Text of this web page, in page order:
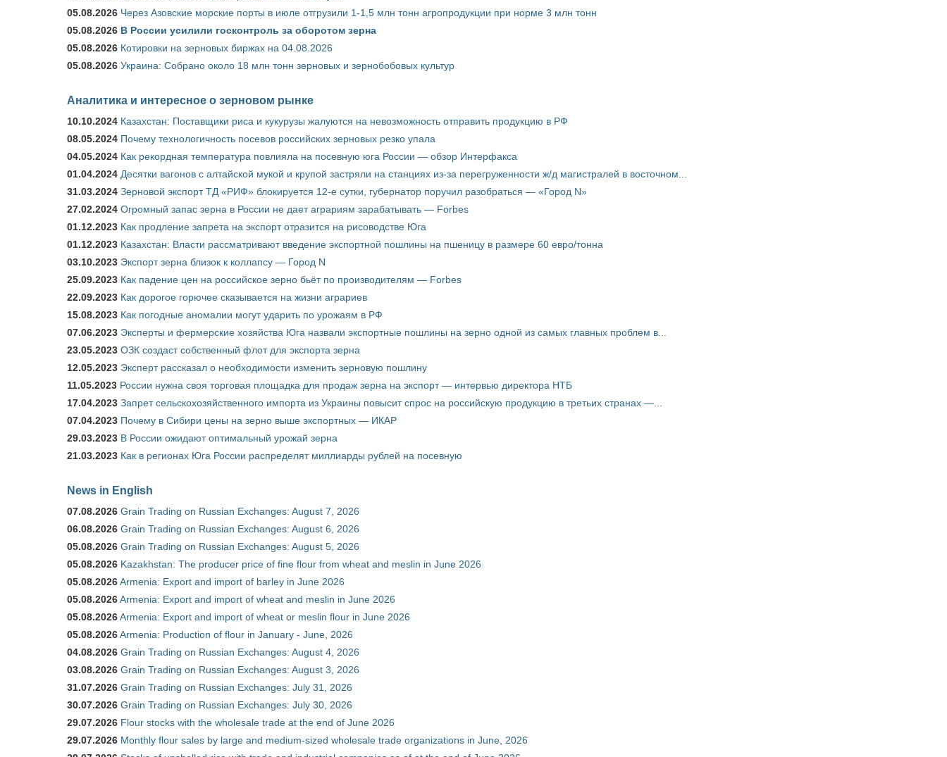
05.08.2026 Через Азовские морские порты в июле отгрузили 1-1,5 млн тонн агропродукции при норме 3 млн тонн
05.08.2026 В России усилили госконтроль за оборотом зерна
05.08.2026 Котировки на зерновых биржах на 04.08.2026
05.08.2026 Украина: Собрано около 18 млн тонн зерновых и зернобобовых культур
Аналитика и интересное о зерновом рынке
10.10.2024 Казахстан: Поставщики риса и кукурузы жалуются на невозможность отправить продукцию в РФ
08.05.2024 Почему технологичность посевов российских зерновых резко упала
04.05.2024 Как рекордная температура повлияла на посевную юга России — обзор Интерфакса
01.04.2024 Десятки вагонов с алтайской мукой и крупой застряли на станциях из-за перегруженности ж/д магистралей в восточном...
31.03.2024 Зерновой экспорт ТД «РИФ» блокируется 12-е сутки, губернатор поручил разобраться — «Город N»
27.02.2024 Огромный запас зерна в России не дает аграриям зарабатывать — Forbes
01.12.2023 Как продление запрета на экспорт отразится на рисоводстве Юга
01.12.2023 Казахстан: Власти рассматривают введение экспортной пошлины на пшеницу в размере 60 евро/тонна
03.10.2023 Экспорт зерна близок к коллапсу — Город N
25.09.2023 Как падение цен на российское зерно бьёт по производителям — Forbes
22.09.2023 Как дорогое горючее сказывается на жизни аграриев
15.08.2023 Как погодные аномалии могут ударить по урожаям в РФ
07.06.2023 Эксперты и фермерские хозяйства Юга назвали экспортные пошлины на зерно одной из самых главных проблем в...
23.05.2023 ОЗК создаст собственный флот для экспорта зерна
12.05.2023 Эксперт рассказал о необходимости изменить зерновую пошлину
11.05.2023 России нужна своя торговая площадка для продаж зерна на экспорт — интервью директора НТБ
17.04.2023 Запрет сельскохозяйственного импорта из Украины повысит спрос на российскую продукцию в третьих странах —...
07.04.2023 Почему в Сибири цены на зерно выше экспортных — ИКАР
29.03.2023 В России ожидают оптимальный урожай зерна
21.03.2023 Как в регионах Юга России распределят миллиарды рублей на посевную
News in English
07.08.2026 Grain Trading on Russian Exchanges: August 7, 2026
06.08.2026 Grain Trading on Russian Exchanges: August 6, 2026
05.08.2026 Grain Trading on Russian Exchanges: August 5, 2026
05.08.2026 Kazakhstan: The producer price of fine flour from wheat and meslin in June 2026
05.08.2026Armenia: Export and import of barley in June 2026
05.08.2026Armenia: Export and import of wheat and meslin in June 2026
05.08.2026Armenia: Export and import of wheat or meslin flour in June 2026
05.08.2026Armenia: Production of flour in January - June, 2026
04.08.2026 Grain Trading on Russian Exchanges: August 4, 2026
03.08.2026 Grain Trading on Russian Exchanges: August 3, 2026
31.07.2026 Grain Trading on Russian Exchanges: July 31, 2026
30.07.2026 Grain Trading on Russian Exchanges: July 30, 2026
29.07.2026 Flour stocks with the wholesale trade at the end of June 2026
29.07.2026 Monthly flour sales by large and medium-sized wholesale trade organizations in June, 2026